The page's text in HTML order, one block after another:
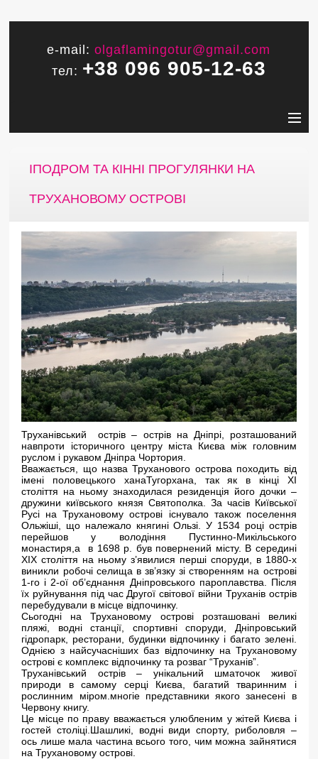
e-mail:olgaflamingotur@gmail.com
тел: +38 096 905-12-63
ІПОДРОМ ТА КІННІ ПРОГУЛЯНКИ НА
ТРУХАНОВОМУ ОСТРОВІ
Труханівський острів – острів на Дніпрі, розташований
навпроти історичного центру міста Києва між головним
руслом і рукавом Дніпра Чортория.
Вважається, що назва Труханового острова походить від
імені половецького ханаТугорхана, так як в кінці XI
століття на ньому знаходилася резиденція його дочки –
дружини київського князя Святополка. За часів Київської
Русі на Трухановому острові існувало також поселення
Ольжіші, що належало княгині Ользі. У 1534 році острів
перейшов у володіння Пустинно-Микільського
монастиря,а в 1698 р. був повернений місту. В середині
XIX століття на ньому з’явилися перші споруди, в 1880-х
виникли робочі селища в зв’язку зі створенням на острові
1-го і 2-ої об’єднання Дніпровського пароплавства. Після
їх руйнування під час Другої світової війни Труханів острів
перебудували в місце відпочинку.
Сьогодні на Трухановому острові розташовані великі
пляжі, водні станції, спортивні споруди, Дніпровський
гідропарк, ресторани, будинки відпочинку і багато зелені.
Однією з найсучасніших баз відпочинку на Трухановому
острові є комплекс відпочинку та розваг “Труханів”.
Труханівський острів – унікальний шматочок живої
природи в самому серці Києва, багатий тваринним і
рослинним міром.многіе представники якого занесені в
Червону книгу.
Це місце по праву вважається улюбленим у жітей Києва і
гостей століці.Шашликі, водні види спорту, риболовля –
ось лише мала частина всього того, чим можна зайнятися
на Трухановому острові.